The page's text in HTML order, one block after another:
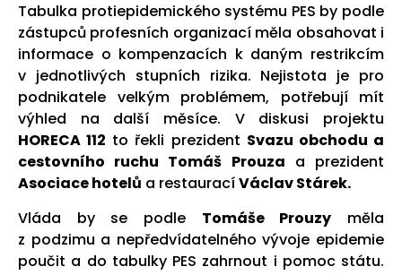
Tabulka protiepidemického systému PES by podle
zástupců profesních organizací měla obsahovat i
informace o kompenzacích k daným restrikcím
v jednotlivých stupních rizika. Nejistota je pro
podnikatele velkým problémem, potřebují mít
výhled na další měsíce. V diskusi projektu
HORECA 112 to řekli prezident Svazu obchodu a
cestovního ruchu Tomáš Prouza a prezident
Asociace hotelů a restauracíVáclav Stárek.
Vláda by se podle Tomáše Prouzy měla
z podzimu a nepředvídatelného vývoje epidemie
poučit a do tabulky PES zahrnout i pomoc státu.